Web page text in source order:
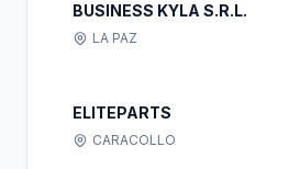
BUSINESS KYLA S.R.L.
LA PAZ
ELITEPARTS
CARACOLLO